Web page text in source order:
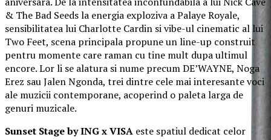
& The Bad Seeds la energia exploziva a Palaye Royale,
sensibilitatea lui Charlotte Cardin si vibe-ul cinematic al lui
Two Feet, scena principala propune un line-up construit
pentru momente care raman cu tine mult dupa ultimul
encore. Lor li se alatura si nume precum DE’WAYNE, Noga
Erez sau Jalen Ngonda, trei dintre cele mai interesante voci
ale muzicii contemporane, acoperind o paleta larga de
genuri muzicale.
Sunset Stage by ING x VISA este spatiul dedicat celor